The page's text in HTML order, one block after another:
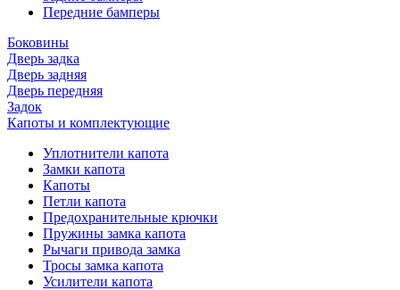
Передние бамперы
Боковины
Дверь задка
Дверь задняя
Дверь передняя
Задок
Капоты и комплектующие
Уплотнители капота
Замки капота
Капоты
Петли капота
Предохранительные крючки
Пружины замка капота
Рычаги привода замка
Тросы замка капота
Усилители капота